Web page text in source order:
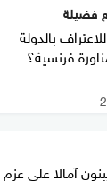
بالدولة
فرنسية؟
آمالا على